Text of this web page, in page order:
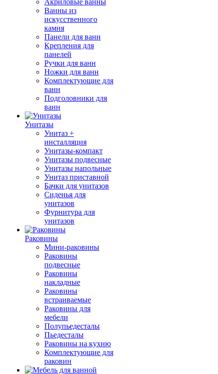
Акриловые ванны
Ванны из
искусственного
камня
Панели для ванн
Крепления для
панелей
Ручки для ванн
Ножки для ванн
Комплектующие для
ванн
Подголовники для
ванн
Унитазы
Унитаз +
инсталляция
Унитазы-компакт
Унитазы подвесные
Унитазы напольные
Унитаз приставной
Бачки для унитазов
Сиденья для
унитазов
Фурнитура для
унитазов
Раковины
Мини-раковины
Раковины
подвесные
Раковины
накладные
Раковины
встраиваемые
Раковины для
мебели
Полупьедесталы
Пьедесталы
Раковины на кухню
Комплектующие для
раковин